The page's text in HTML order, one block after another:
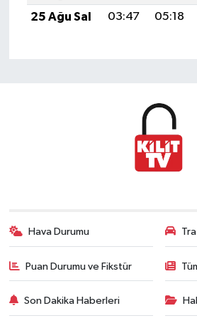
25 Ağu Sal
03:47 05:18
Hava Durumu
Puan Durumu ve Fikstür
Son Dakika Haberleri